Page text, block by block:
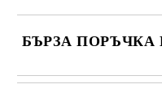
БЪРЗА ПОРЪЧКА
САМО